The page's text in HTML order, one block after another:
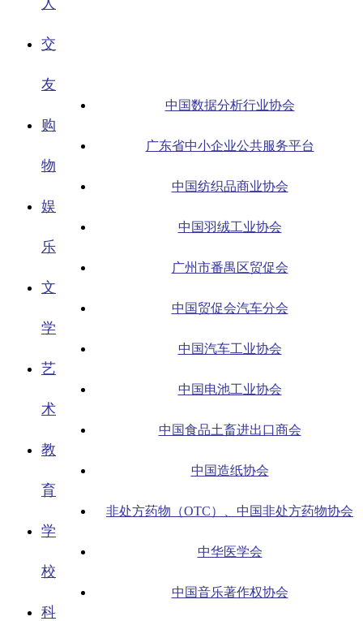
人
交
友
购
物
娱
乐
文
学
艺
术
教
育
学
校
科
中国数据分析行业协会
广东省中小企业公共服务平台
中国纺织品商业协会
中国羽绒工业协会
广州市番禺区贸促会
中国贸促会汽车分会
中国汽车工业协会
中国电池工业协会
中国食品土畜进出口商会
中国造纸协会
非处方药物（OTC）、中国非处方药物协会
中华医学会
中国音乐著作权协会